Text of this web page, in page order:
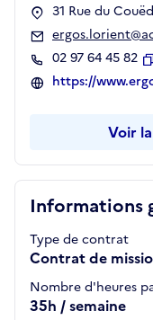
Informations
Type de contrat
Contrat de
Nombre d'heures
35h / semaine
31 Rue du
02 97 64 45 82
https://
Voir